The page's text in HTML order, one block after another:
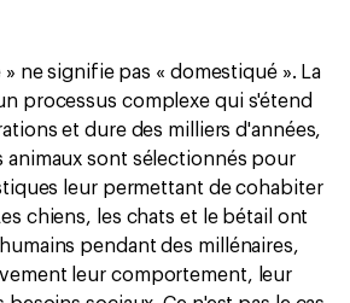
ne signifie pas « domestiqué ». La
processus complexe qui s'étend
et dure des milliers d'années,
animaux sont sélectionnés pour
leur permettant de cohabiter
chiens, les chats et le bétail ont
pendant des millénaires,
leur comportement, leur